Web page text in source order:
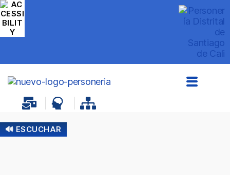
🔊 ESCUCHAR